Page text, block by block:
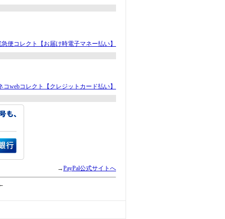
急便コレクト【お届け時電子マネー払い】
コwebコレクト【クレジットカード払い】
→PayPal公式サイトへ